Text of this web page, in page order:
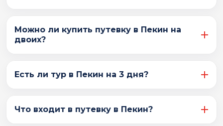
Маршрут, даты, перелет и стоимость уточняются по
актуальным условиям выбранной поездки.
Можно ли купить путевку в Пекин на
двоих?
расчете учитываются даты, отель, формат
Есть ли тур в Пекин на 3 дня?
перелете. Для 3 дней обычно выбирают компактную
Что входит в путевку в Пекин?